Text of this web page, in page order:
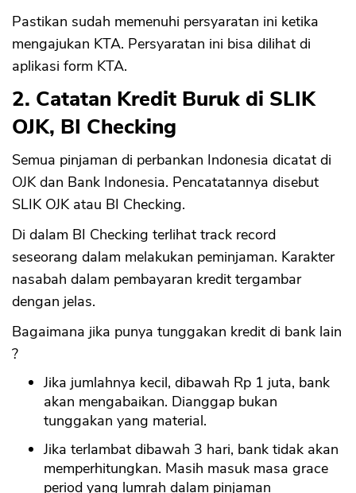
Pastikan sudah memenuhi persyaratan ini ketika
mengajukan KTA. Persyaratan ini bisa dilihat di
aplikasi form KTA.
2. Catatan Kredit Buruk di SLIK
OJK, BI Checking
Semua pinjaman di perbankan Indonesia dicatat di
OJK dan Bank Indonesia. Pencatatannya disebut
SLIK OJK atau BI Checking.
Di dalam BI Checking terlihat track record
seseorang dalam melakukan peminjaman. Karakter
nasabah dalam pembayaran kredit tergambar
dengan jelas.
Bagaimana jika punya tunggakan kredit di bank lain
?
Jika jumlahnya kecil, dibawah Rp 1 juta, bank
akan mengabaikan. Dianggap bukan
tunggakan yang material.
Jika terlambat dibawah 3 hari, bank tidak akan
memperhitungkan. Masih masuk masa grace
period yang lumrah dalam pinjaman